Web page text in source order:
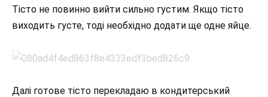
Тісто не повинно вийти сильно густим. Якщо тісто
виходить густе, тоді необхідно додати ще одне яйце.
Далі готове тісто перекладаю в кондитерський